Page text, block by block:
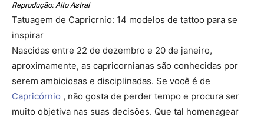
Reprodução: Alto Astral
Tatuagem de Capricrnio: 14 modelos de tattoo para se
inspirar
Nascidas entre 22 de dezembro e 20 de janeiro,
aproximamente, as capricornianas são conhecidas por
serem ambiciosas e disciplinadas. Se você é de
Capricórnio , não gosta de perder tempo e procura ser
muito objetiva nas suas decisões. Que tal homenagear